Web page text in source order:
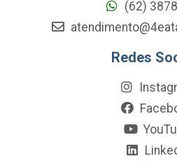
(62)
Redes